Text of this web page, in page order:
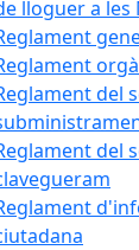
lloguer a les
del
del